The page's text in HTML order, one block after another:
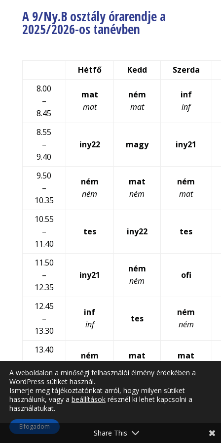
A 9/Ny.B osztály órarendje a
2025/2026-os tanévben
Hétfő Kedd
Szerda
8.00
–
8.45
mat
mat
ném
mat
inf
inf
8.55
–
9.40
iny22 magy iny21
9.50
–
10.35
ném
ném
mat
ném
ném
mat
10.55
–
11.40
tes iny22 tes
11.50
–
12.35
iny21
ném
ném
ofi
12.45
–
13.30
inf
inf
tes
ném
ném
13.40
–
14.25
ném
ném
mat
felz
mat
ném
A weboldalon a minőségi felhasználói élmény érdekében a
WordPress sütiket használ.
Ismerje meg tájékoztatónkat arról, hogy milyen sütiket
használunk, vagy a beállítások résznél ki lehet kapcsolni a
használatukat.
Elfogadom
Share This